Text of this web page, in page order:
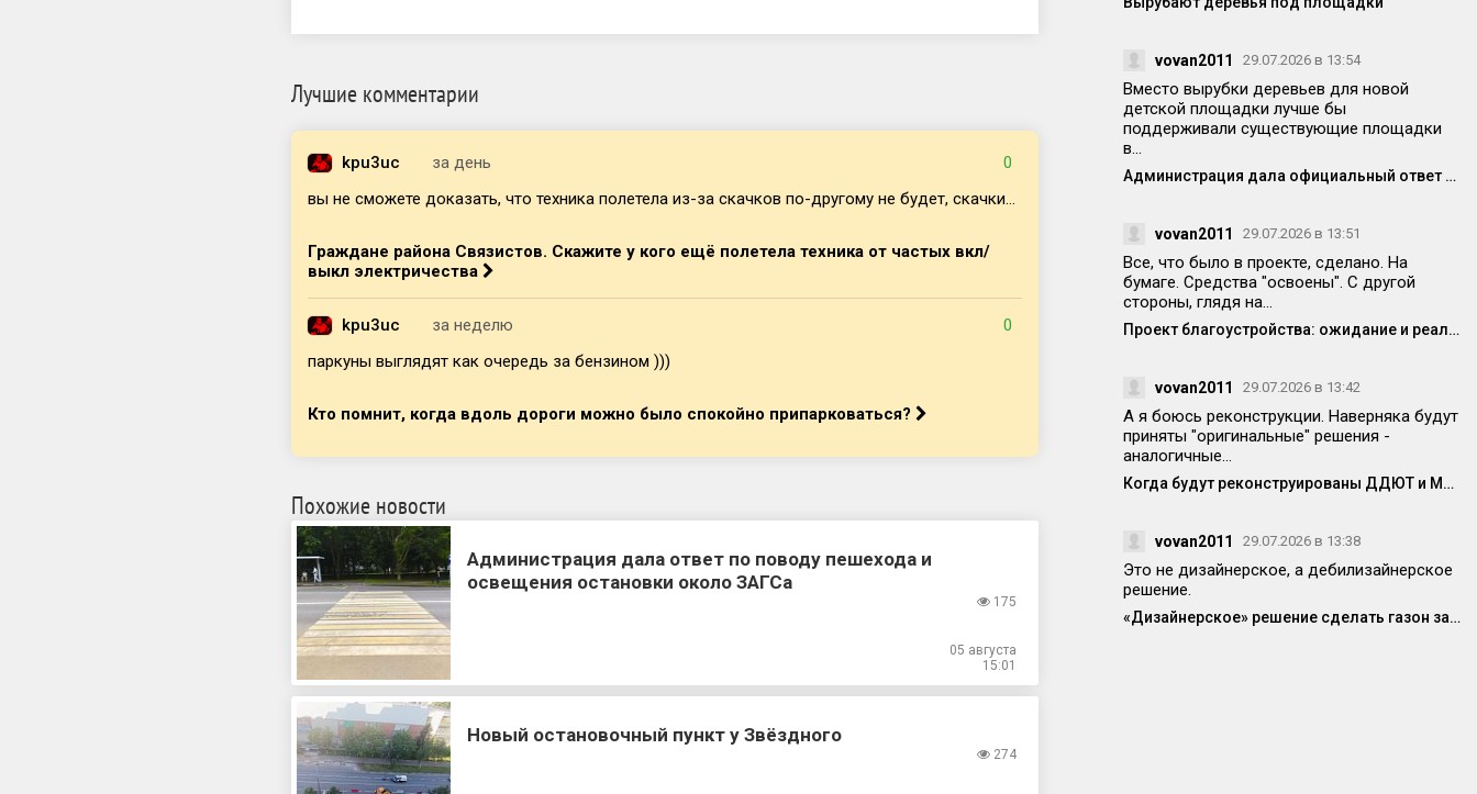
Лучшие комментарии
kpu3uc за день
0
вы не сможете доказать, что техника полетела из-за скачков по-другому не будет, скачки...
Граждане района Связистов. Скажите у кого ещё полетела техника от частых вкл/
выкл электричества
kpu3uc за неделю
0
паркуны выглядят как очередь за бензином )))
Кто помнит, когда вдоль дороги можно было спокойно припарковаться?
Похожие новости
Администрация дала ответ по поводу пешехода и
освещения остановки около ЗАГСа
175
05 августа
15:01
Новый остановочный пункт у Звёздного
274
vovan2011 29.07.2026 в 13:54
Вместо вырубки деревьев для новой
детской площадки лучше бы
поддерживали существующие площадки
в...
Администрация дала официальный ответ по поводу спила деревьев на Победе 14
vovan2011 29.07.2026 в 13:51
Все, что было в проекте, сделано. На
бумаге. Средства "освоены". С другой
стороны, глядя на...
Проект благоустройства: ожидание и реальность
vovan2011 29.07.2026 в 13:42
А я боюсь реконструкции. Наверняка будут
приняты "оригинальные" решения -
аналогичные...
Когда будут реконструированы ДДЮТ и МЦ?
vovan2011 29.07.2026 в 13:38
Это не дизайнерское, а дебилизайнерское
решение.
«Дизайнерское» решение сделать газон заставляет людей прыгать через бордюр или выходить навстречу потоку машин